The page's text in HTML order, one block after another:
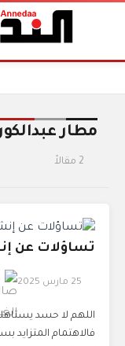
مطار
2 مقالاً
تساؤلات عن
25 مارس 2025
اللهم لا حسد
فالاهتمام المتزايد